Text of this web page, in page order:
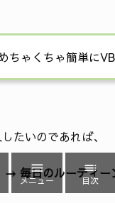
ちゃくちゃ簡単に
たいのであれば、
→ 毎日のルーティー

メニュー

目次